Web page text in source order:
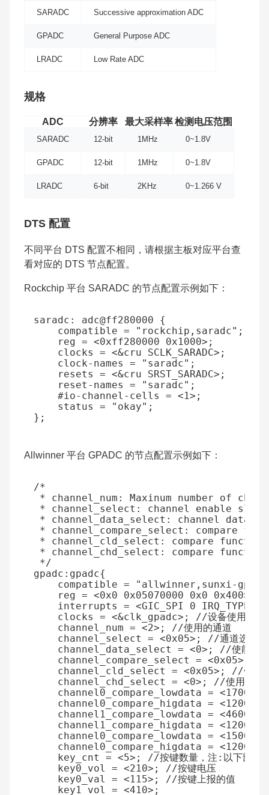
SARADC Successive approximation ADC
GPADC General Purpose ADC
LRADC Low Rate ADC
规格
ADC 分辨率 最大采样率检测电压范围
SARADC 12-bit 1MHz 0~1.8V
GPADC 12-bit 1MHz 0~1.8V
LRADC 6-bit 2KHz 0~1.266 V
DTS 配置
不同平台 DTS 配置不相同，请根据主板对应平台查
看对应的 DTS 节点配置。
Rockchip 平台 SARADC 的节点配置示例如下：
Allwinner 平台 GPADC 的节点配置示例如下：
/*
* channel_num: Maxinum number of
* channel_select: channel enable
* channel_data_select: channel data
* channel_compare_select: compare
* channel_cld_select: compare
* channel_chd_select: compare
*/
gpadc : gpadc{
compatible =
"allwinner,sunxi-
reg = <0x0 0x05070000 0x0 0x400>
interrupts
= <GIC_SPI 0
clocks
= <&clk_gpadc> ;
//设备使用的时
channel_num = <2> ;
//使用的通道
channel_select
= <0x05> ;
//通道选择
channel_data_select
= <0> ;
//使能通
channel_compare_select
= <0x05>
channel_cld_select
= <0x05> ;
//使用
channel_chd_select
= <0> ;
//使用数据
channel0_compare_lowdata = <1700000
channel0_compare_higdata = <1200000
channel1_compare_lowdata = <460000
channel1_compare_higdata = <1200000
channel0_compare_lowdata = <1500000
channel0_compare_higdata = <1200000
key_cnt
= <5> ;
//按键数量，注:以下部分
key0_vol
= <210> ;
//按键电压
key0_val
= <115> ;
//按键上报的值
key1_vol
= <410> ;